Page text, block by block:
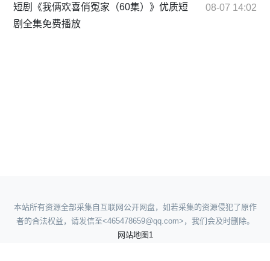
短剧《我俩欢喜俏冤家（60集）》优质短
剧全集免费播放
08-07 14:02
本站所有资源全部采集自互联网公开网盘，如若采集的资源侵犯了原作
者的合法权益，请发信至<465478659@qq.com>，我们会及时删除。
网站地图1